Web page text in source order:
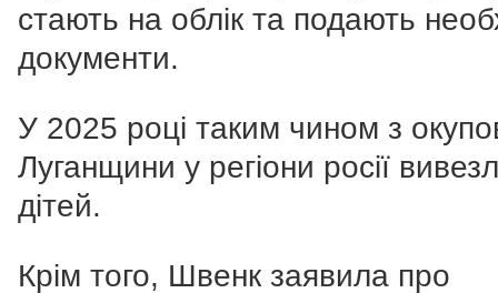
стають на облік та подають
документи.
У 2025 році таким чином з
Луганщини у регіони росії
дітей.
Крім того, Швенк заявила про